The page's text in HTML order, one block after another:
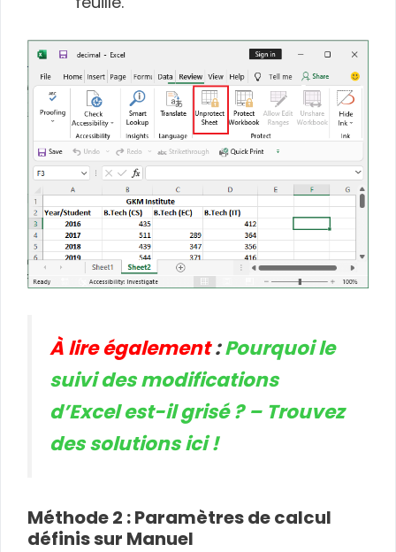
À lire également:Pourquoi le
suivi des modifications
d’Excel est-il grisé ? – Trouvez
des solutions ici !
Méthode 2 : Paramètres de calcul
définis sur Manuel